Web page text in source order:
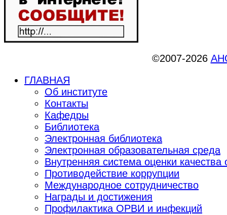
©2007-2026
ГЛАВНАЯ
Об институте
Контакты
Кафедры
Библиотека
Электронная библиотека
Электронная образовательная среда
Внутренняя система оценки качества
Противодействие коррупции
Международное сотрудничество
Награды и достижения
Профилактика ОРВИ и инфекций